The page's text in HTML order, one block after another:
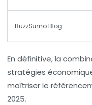
BuzzSumo Blog
En définitive, la
stratégies
maîtriser le
2025.